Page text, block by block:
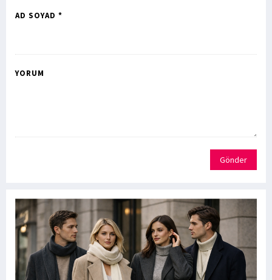
AD SOYAD *
YORUM
Gönder